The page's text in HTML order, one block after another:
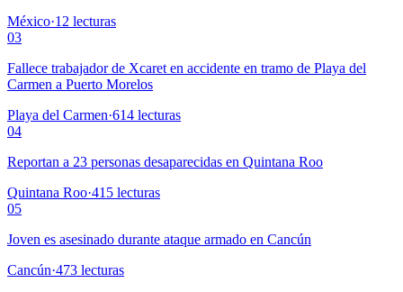
México·12 lecturas
03
Fallece trabajador de Xcaret en accidente en tramo de Playa del
Carmen a Puerto Morelos
Playa del Carmen·614 lecturas
04
Reportan a 23 personas desaparecidas en Quintana Roo
Quintana Roo·415 lecturas
05
Joven es asesinado durante ataque armado en Cancún
Cancún·473 lecturas